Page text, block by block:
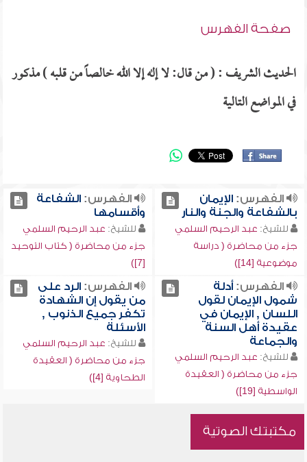
صفحة الفهرس
الحديث الشريف : ( من قال: لا إله إلا الله خالصاً من قلبه ) مذكور
في المواضع التالية
الفهرس:الإيمان
بالشفاعة والجنة والنار
للشيخ: عبد الرحيم السلمي
جزء من محاضرة ( دراسة
موضوعية [14])
الفهرس:الشفاعة
وأقسامها
للشيخ: عبد الرحيم السلمي
جزء من محاضرة ( كتاب التوحيد
[7])
الفهرس:أدلة
شمول الإيمان لقول
اللسان , الإيمان في
عقيدة أهل السنة
والجماعة
للشيخ: عبد الرحيم السلمي
جزء من محاضرة ( العقيدة
الواسطية [19])
الفهرس:الرد على
من يقول إن الشهادة
تكفر جميع الذنوب ,
الأسئلة
للشيخ: عبد الرحيم السلمي
جزء من محاضرة ( العقيدة
الطحاوية [4])
مكتبتك الصوتية